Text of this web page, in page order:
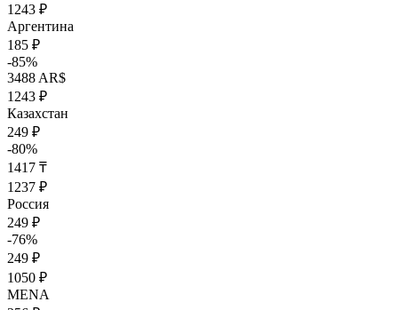
1243 ₽
Аргентина
185 ₽
-85%
3488 AR$
1243 ₽
Казахстан
249 ₽
-80%
1417 ₸
1237 ₽
Россия
249 ₽
-76%
249 ₽
1050 ₽
MENA